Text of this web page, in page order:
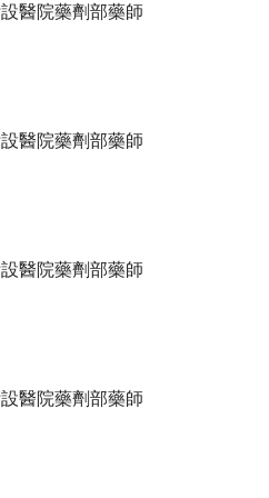
醫院藥劑部藥師
醫院藥劑部藥師
醫院藥劑部藥師
醫院藥劑部藥師